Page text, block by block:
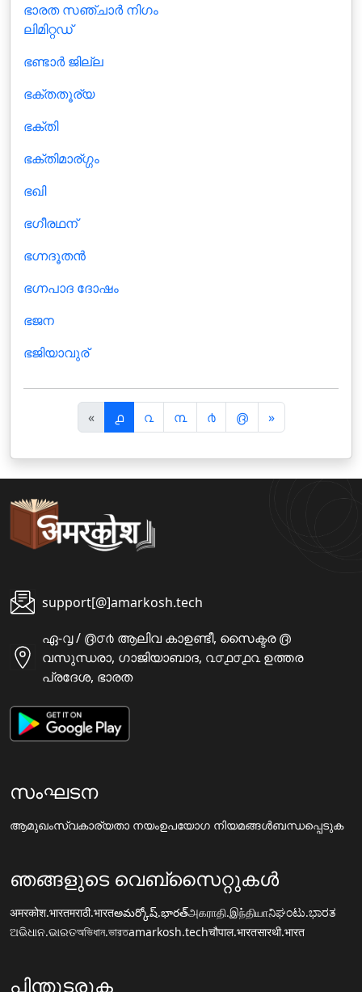
ഭാരത സഞ്ചാര്‍ നിഗം
ലിമിറ്റഡ്
ഭണ്ടാര്‍ ജില്ല
ഭക്തതൂര്യ
ഭക്തി
ഭക്തിമാര്ഗ്ഗം
ഭഖി
ഭഗീരഥന്
ഭഗ്നദൂതൻ
ഭഗ്നപാദ ദോഷം
ഭജന
ഭജിയാവുര്
«पि
छ
ला
൧ ൨ ൩ ൪ ൫ »अ
ग
ला
support[@]amarkosh.tech
ഏ-൮ / ൫൦൪ ആലിവ കാഉണ്ടീ, സൈക്ടര ൫
വസുന്ധരാ, ഗാജിയാബാദ, ൨൦൧൦൧൨ ഉത്തര
പ്രദേശ, ഭാരത
സംഘടന
ആമുഖംസ്വകാര്യതാ നയംഉപയോഗ നിയമങ്ങൾബന്ധപ്പെടുക
ഞങ്ങളുടെ വെബ്സൈറ്റുകൾ
अमरकोश.भारतमराठी.भारतఅమర్కోష్.భారత్அகராதி.இந்தியாನಿಘಂಟು.ಭಾರತ
ଅଭିଧାନ.ଭାରତঅভিধান.ভারতamarkosh.techचौपाल.भारतसारथी.भारत
പിന്തുടരുക